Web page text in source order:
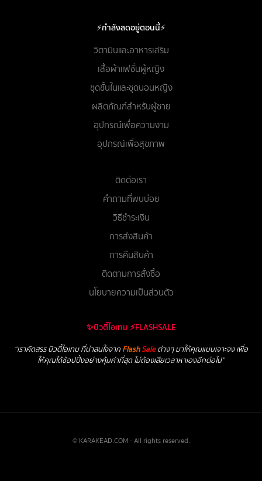
⚡กำลังลดอยู่ตอนนี้⚡
วิตามินและอาหารเสริม
เสื้อผ้าแฟชั่นผู้หญิง
ชุดชั้นในและชุดนอนหญิง
ผลิตภัณฑ์สำหรับผู้ชาย
อุปกรณ์เพื่อความงาม
อุปกรณ์เพื่อสุขภาพ
ติดต่อเรา
คำถามที่พบบ่อย
วิธีชำระเงิน
การส่งสินค้า
การคืนสินค้า
ติดตามการสั่งซื้อ
นโยบายความเป็นส่วนตัว
✨บิวตี้ไอเทม ⚡FLASHSALE
“เราคัดสรร บิวตี้ไอเทม ที่น่าสนใจจาก FlashSaleต่างๆ มาให้คุณแบบเจาะจง เพื่อ
ให้คุณได้ช้อปปิ้งอย่างคุ้มค่าที่สุด ไม่ต้องเสียเวลาหาเองอีกต่อไป”
© KARAKEAD.COM - All rights reserved.